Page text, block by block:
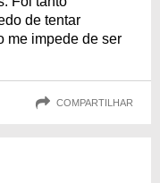
de tentar
me impede de ser
COMPARTILHAR